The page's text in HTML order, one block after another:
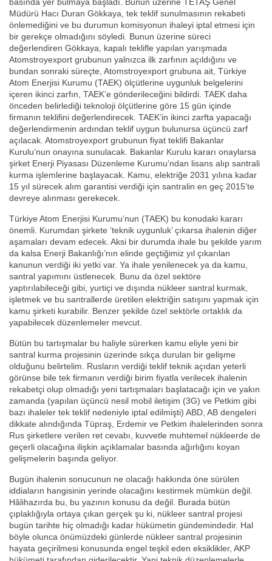
basında yer bulmaya başladı. Bunun üzerine TETAŞ Genel
Müdürü Hacı Duran Gökkaya, tek teklif sunulmasının rekabeti
önlemediğini ve bu durumun komisyonun ihaleyi iptal etmesi için
bir gerekçe olmadığını söyledi. Bunun üzerine süreci
değerlendiren Gökkaya, kapalı teklifle yapılan yarışmada
Atomstroyexport grubunun yalnızca ilk zarfının açıldığını ve
bundan sonraki süreçte, Atomstroyexport grubuna ait, Türkiye
Atom Enerjisi Kurumu (TAEK) ölçütlerine uygunluk belgelerini
içeren ikinci zarfın, TAEK’e gönderileceğini bildirdi. TAEK daha
önceden belirlediği teknoloji ölçütlerine göre 15 gün içinde
firmanın teklifini değerlendirecek. TAEK’in ikinci zarfta yapacağı
değerlendirmenin ardından teklif uygun bulunursa üçüncü zarf
açılacak. Atomstroyexport grubunun fiyat teklifi Bakanlar
Kurulu’nun onayına sunulacak. Bakanlar Kurulu kararı onaylarsa
şirket Enerji Piyasası Düzenleme Kurumu’ndan lisans alıp santrali
kurma işlemlerine başlayacak. Kamu, elektriğe 2031 yılına kadar
15 yıl sürecek alım garantisi verdiği için santralin en geç 2015’te
devreye alınması gerekecek.
Türkiye Atom Enerjisi Kurumu’nun (TAEK) bu konudaki kararı
önemli. Kurumdan şirkete ‘teknik uygunluk’ çıkarsa ihalenin diğer
aşamaları devam edecek. Aksi bir durumda ihale bu şekilde yarım
da kalsa Enerji Bakanlığı’nın elinde geçtiğimiz yıl çıkarılan
kanunun verdiği iki yetki var. Ya ihale yenilenecek ya da kamu,
santral yapımını üstlenecek. Bunu da özel sektöre
yaptırılabileceği gibi, yurtiçi ve dışında nükleer santral kurmak,
işletmek ve bu santrallerde üretilen elektriğin satışını yapmak için
kamu şirketi kurabilir. Benzer şekilde özel sektörle ortaklık da
yapabilecek düzenlemeler mevcut.
Bütün bu tartışmalar bu haliyle sürerken kamu eliyle yeni bir
santral kurma projesinin üzerinde sıkça durulan bir gelişme
olduğunu belirtelim. Rusların verdiği teklif teknik açıdan yeterli
görünse bile tek firmanın verdiği birim fiyatla verilecek ihalenin
rekabetçi olup olmadığı yeni tartışmaları başlatacağı için ve yakın
zamanda (yapılan üçüncü nesil mobil iletişim (3G) ve Petkim gibi
bazı ihaleler tek teklif nedeniyle iptal edilmişti) ABD, AB dengeleri
dikkate alındığında Tüpraş, Erdemir ve Petkim ihalelerinden sonra
Rus şirketlere verilen ret cevabı, kuvvetle muhtemel nükleerde de
geçerli olacağına ilişkin açıklamalar basında ağırlığını koyan
gelişmelerin başında geliyor.
Bugün ihalenin sonucunun ne olacağı hakkında öne sürülen
iddiaların hangisinin yerinde olacağını kestirmek mümkün değil.
Hâlihazırda bu, bu yazının konusu da değil. Burada bütün
çıplaklığıyla ortaya çıkan gerçek şu ki, nükleer santral projesi
bugün tarihte hiç olmadığı kadar hükümetin gündemindedir. Hal
böyle olunca önümüzdeki günlerde nükleer santral projesinin
hayata geçirilmesi konusunda engel teşkil eden eksiklikler, AKP